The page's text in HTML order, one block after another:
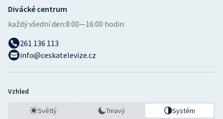
Divácké centrum
každý všední den:8:00—16:00 hodin
261 136 113
info@ceskatelevize.cz
Vzhled
Světlý Tmavý Systém